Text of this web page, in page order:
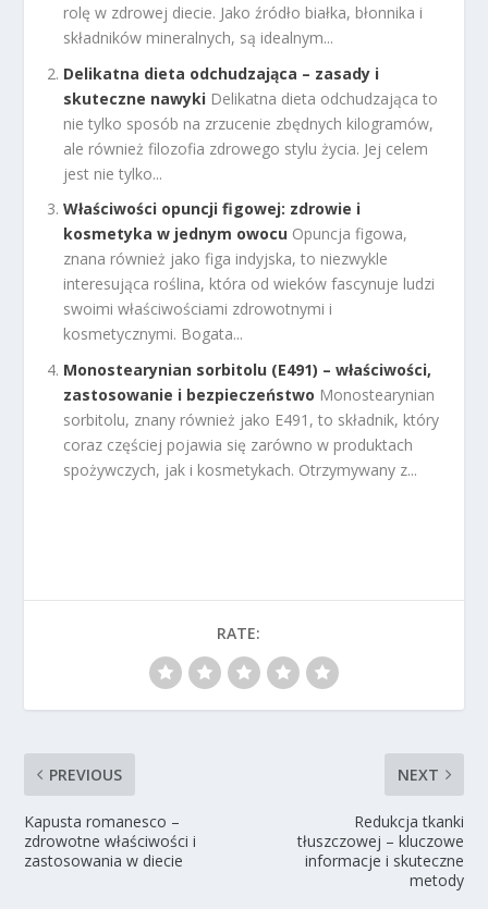
rolę w zdrowej diecie. Jako źródło białka, błonnika i
składników mineralnych, są idealnym...
Delikatna dieta odchudzająca – zasady i
skuteczne nawyki Delikatna dieta odchudzająca to
nie tylko sposób na zrzucenie zbędnych kilogramów,
ale również filozofia zdrowego stylu życia. Jej celem
jest nie tylko...
Właściwości opuncji figowej: zdrowie i
kosmetyka w jednym owocu Opuncja figowa,
znana również jako figa indyjska, to niezwykle
interesująca roślina, która od wieków fascynuje ludzi
swoimi właściwościami zdrowotnymi i
kosmetycznymi. Bogata...
Monostearynian sorbitolu (E491) – właściwości,
zastosowanie i bezpieczeństwo Monostearynian
sorbitolu, znany również jako E491, to składnik, który
coraz częściej pojawia się zarówno w produktach
spożywczych, jak i kosmetykach. Otrzymywany z...
RATE:
PREVIOUS
Kapusta romanesco –
zdrowotne właściwości i
zastosowania w diecie
NEXT
Redukcja tkanki
tłuszczowej – kluczowe
informacje i skuteczne
metody